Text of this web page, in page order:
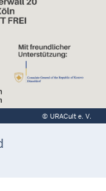
© URACult e. V.